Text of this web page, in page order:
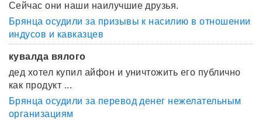
Сейчас они наши наилучшие друзья.
Брянца осудили за призывы к насилию в отношении
индусов и кавказцев
кувалда вялого
дед хотел купил айфон и уничтожить его публично
как продукт ...
Брянца осудили за перевод денег нежелательным
организациям